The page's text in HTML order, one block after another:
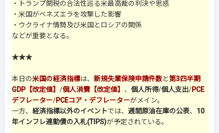
・トランプ関税の合法性巡る米最高裁の判決や思惑
・米国がベネズエラを攻撃した影響
・ウクライナ情勢及び米国とロシアの関係
などが重要となる。
★★★
本日の米国の経済指標は、 新規失業保険申請件数と第3四半期
GDP【改定値】 /個人消費【改定値】 、 個人所得/個人支出/PCE
デフレーター/PCEコア・デフレーターがメイン。
一方、 経済指標以外のイベントでは、 週間原油在庫の公表、 10
年インフレ連動債の入札(TIPS)が予定されている。